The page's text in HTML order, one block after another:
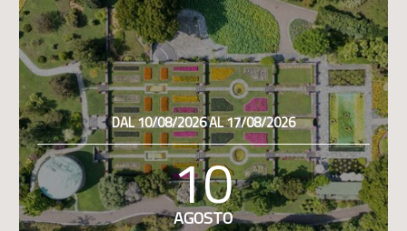
DAL 10/08/2026 AL 17/08/2026
10
AGOSTO